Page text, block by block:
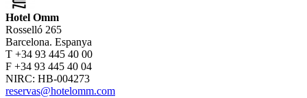
Hotel Omm
Rosselló 265
Barcelona. Espanya
T +34 93 445 40 00
F +34 93 445 40 04
NIRC: HB-004273
reservas@hotelomm.com